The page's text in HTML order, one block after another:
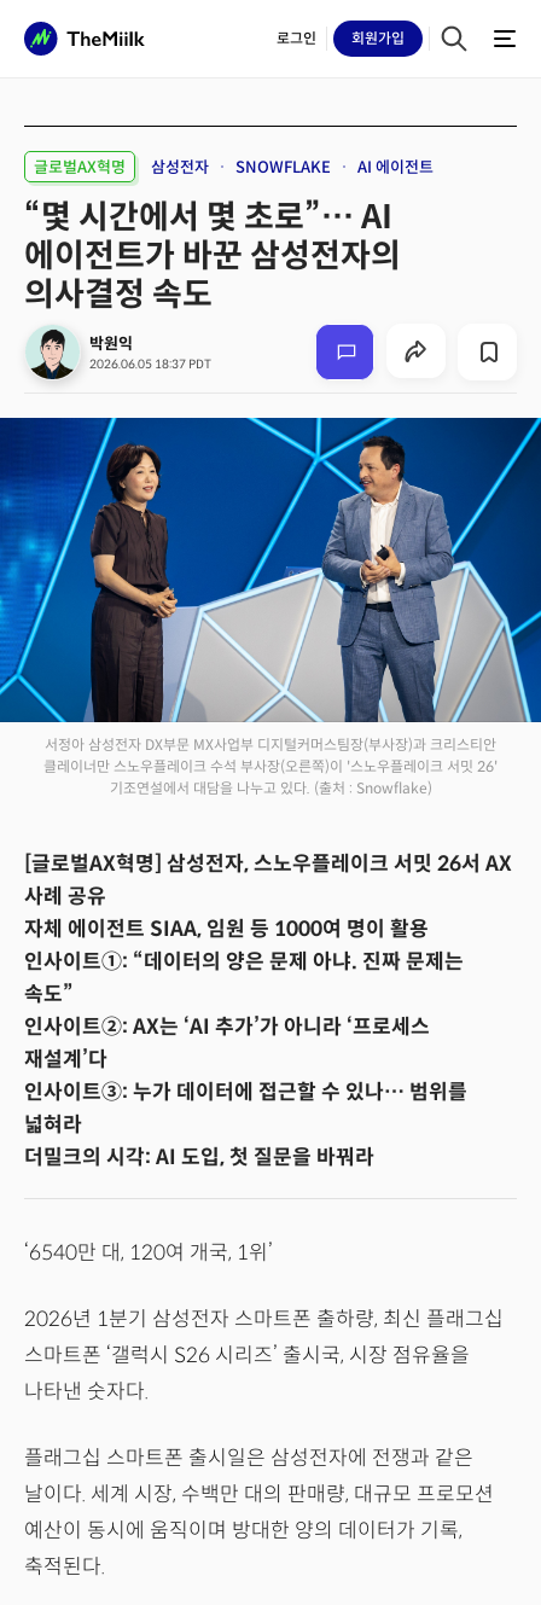
로그인 회원가입
글로벌AX혁명 삼성전자 SNOWFLAKE AI 에이전트
“몇 시간에서 몇 초로”… AI
에이전트가 바꾼 삼성전자의
의사결정 속도
박원익
2026.06.05 18:37 PDT
서정아 삼성전자 DX부문 MX사업부 디지털커머스팀장(부사장)과 크리스티안
클레이너만 스노우플레이크 수석 부사장(오른쪽)이 '스노우플레이크 서밋 26'
기조연설에서 대담을 나누고 있다. (출처 : Snowflake)
[글로벌AX혁명] 삼성전자, 스노우플레이크 서밋 26서 AX
사례 공유
자체 에이전트 SIAA, 임원 등 1000여 명이 활용
인사이트①: “데이터의 양은 문제 아냐. 진짜 문제는
속도”
인사이트②: AX는 ‘AI 추가’가 아니라 ‘프로세스
재설계’다
인사이트③: 누가 데이터에 접근할 수 있나… 범위를
넓혀라
더밀크의 시각: AI 도입, 첫 질문을 바꿔라
‘6540만 대, 120여 개국, 1위’
2026년 1분기 삼성전자 스마트폰 출하량, 최신 플래그십
스마트폰 ‘갤럭시 S26 시리즈’ 출시국, 시장 점유율을
나타낸 숫자다.
플래그십 스마트폰 출시일은 삼성전자에 전쟁과 같은
날이다. 세계 시장, 수백만 대의 판매량, 대규모 프로모션
예산이 동시에 움직이며 방대한 양의 데이터가 기록,
축적된다.